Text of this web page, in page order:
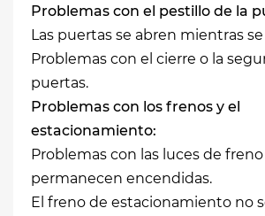
Problemas con el pestillo de la
Las puertas se abren mientras
Problemas con el cierre o la
puertas.
Problemas con los frenos y el
estacionamiento:
Problemas con las luces de
permanecen encendidas.
El freno de estacionamiento no